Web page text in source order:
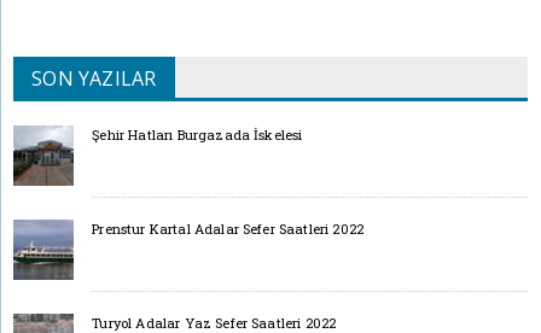
SON YAZILAR
Şehir Hatları Burgazada İskelesi
Prenstur Kartal Adalar Sefer Saatleri 2022
Turyol Adalar Yaz Sefer Saatleri 2022